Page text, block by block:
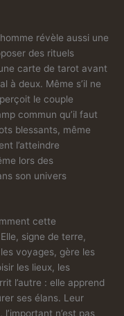
révèle aussi une
des rituels
carte de tarot avant
à deux. Même s’il ne
le couple
commun qu’il faut
blessants, même
l’atteindre
lors des
son univers
cette
signe de terre,
voyages, gère les
les lieux, les
l’autre : elle apprend
ses élans. Leur
n’est pas